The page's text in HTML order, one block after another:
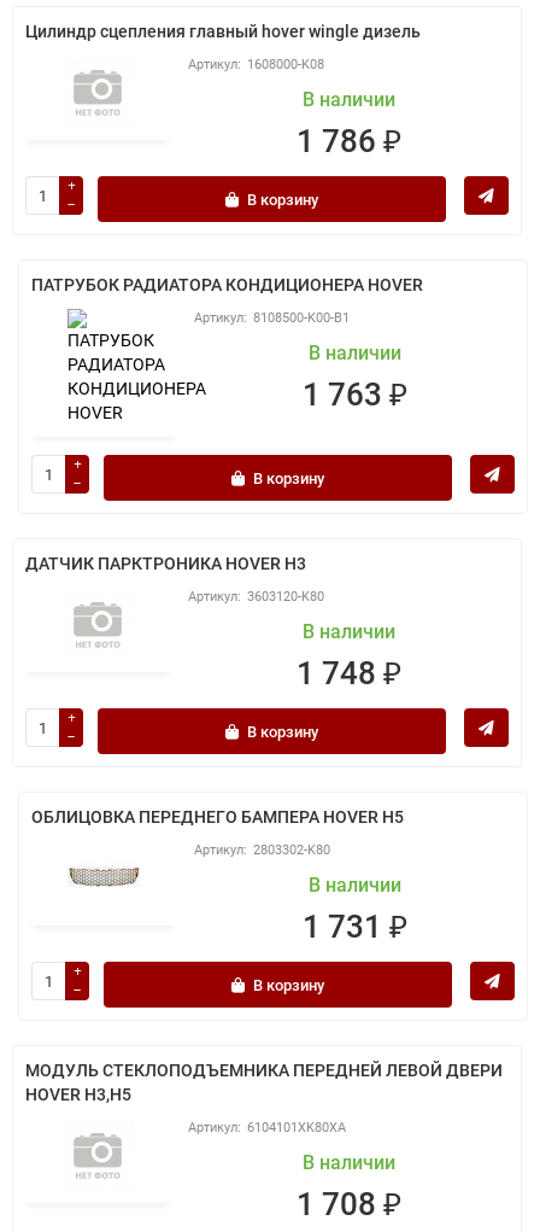
Цилиндр сцепления главный hover wingle дизель
1608000-K08
В наличии
1 786 ₽
В корзину
ПАТРУБОК РАДИАТОРА КОНДИЦИОНЕРА HOVER
8108500-K00-B1
В наличии
1 763 ₽
В корзину
ДАТЧИК ПАРКТРОНИКА HOVER H3
3603120-K80
В наличии
1 748 ₽
В корзину
ОБЛИЦОВКА ПЕРЕДНЕГО БАМПЕРА HOVER H5
2803302-K80
В наличии
1 731 ₽
В корзину
МОДУЛЬ СТЕКЛОПОДЪЕМНИКА ПЕРЕДНЕЙ ЛЕВОЙ ДВЕРИ
HOVER H3,H5
6104101XK80XA
В наличии
1 708 ₽